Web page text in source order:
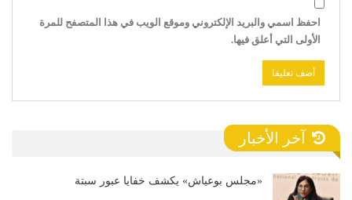
احفظ اسمي والبريد الإلكتروني وموقع الويب في هذا المتصفح للمرة
الأولى التي أعلق فيها.
آخر الأخبار
«مجلس بوعياش» يكشف خفايا عبور سبتة